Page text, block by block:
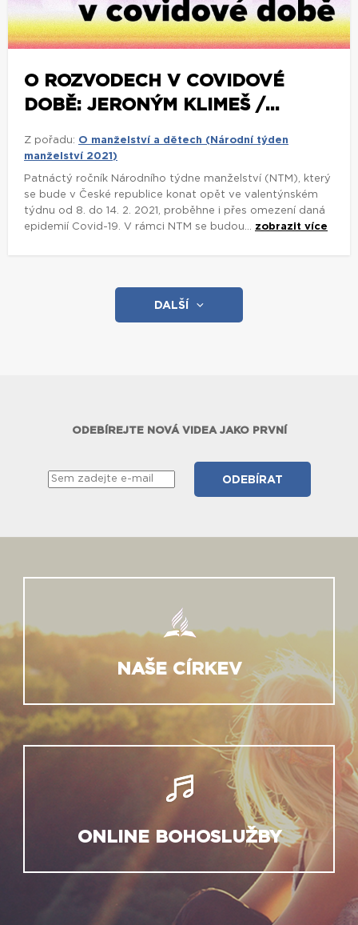
O ROZVODECH V COVIDOVÉ
DOBĚ: JERONÝM KLIMEŠ /...
Z pořadu: O manželství a dětech (Národní týden
manželství 2021)
Patnáctý ročník Národního týdne manželství (NTM), který
se bude v České republice konat opět ve valentýnském
týdnu od 8. do 14. 2. 2021, proběhne i přes omezení daná
epidemií Covid-19. V rámci NTM se budou... zobrazit více
DALŠÍ
ODEBÍREJTE NOVÁ VIDEA JAKO PRVNÍ
NAŠE CÍRKEV
ONLINE BOHOSLUŽBY